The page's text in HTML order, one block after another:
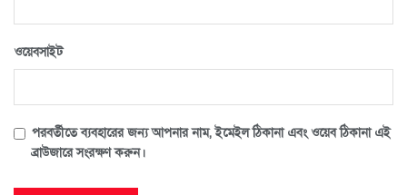
ওয়েবসাইট
পরবর্তীতে ব্যবহারের জন্য আপনার নাম, ইমেইল ঠিকানা এবং ওয়েব ঠিকানা এই
ব্রাউজারে সংরক্ষণ করুন।